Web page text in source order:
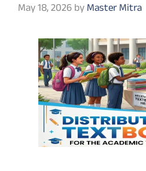
May 18, 2026byMaster Mitra